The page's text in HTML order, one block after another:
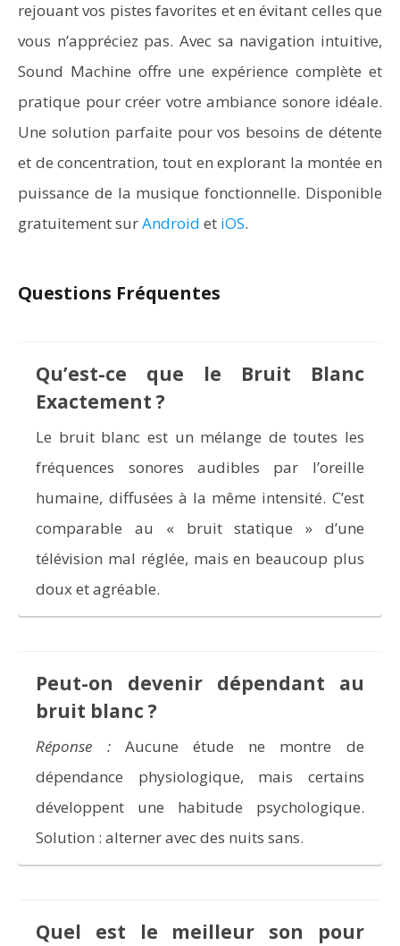
rejouant vos pistes favorites et en évitant celles que
vous n’appréciez pas. Avec sa navigation intuitive,
Sound Machine offre une expérience complète et
pratique pour créer votre ambiance sonore idéale.
Une solution parfaite pour vos besoins de détente
et de concentration, tout en explorant la montée en
puissance de la musique fonctionnelle. Disponible
gratuitement surAndroid et iOS.
Questions Fréquentes
Qu’est-ce que le Bruit Blanc
Exactement ?
Le bruit blanc est un mélange de toutes les
fréquences sonores audibles par l’oreille
humaine, diffusées à la même intensité. C’est
comparable au « bruit statique » d’une
télévision mal réglée, mais en beaucoup plus
doux et agréable.
Peut-on devenir dépendant au
bruit blanc ?
Réponse :Aucune étude ne montre de
dépendance physiologique, mais certains
développent une habitude psychologique.
Solution : alterner avec des nuits sans.
Quel est le meilleur son pour